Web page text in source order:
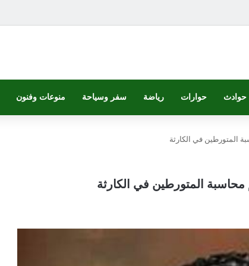
حوادث حوارات رياضة سفر وسياحة منوعات وفنون
المتورطين في الكارثة
محاسبة المتورطين في الكارثة